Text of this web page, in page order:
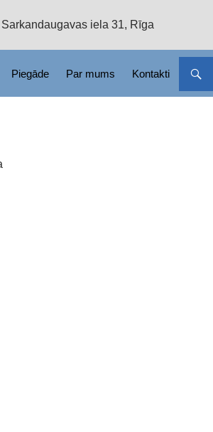
Sarkandaugavas iela 31, Rīga
Piegāde Par mums Kontakti